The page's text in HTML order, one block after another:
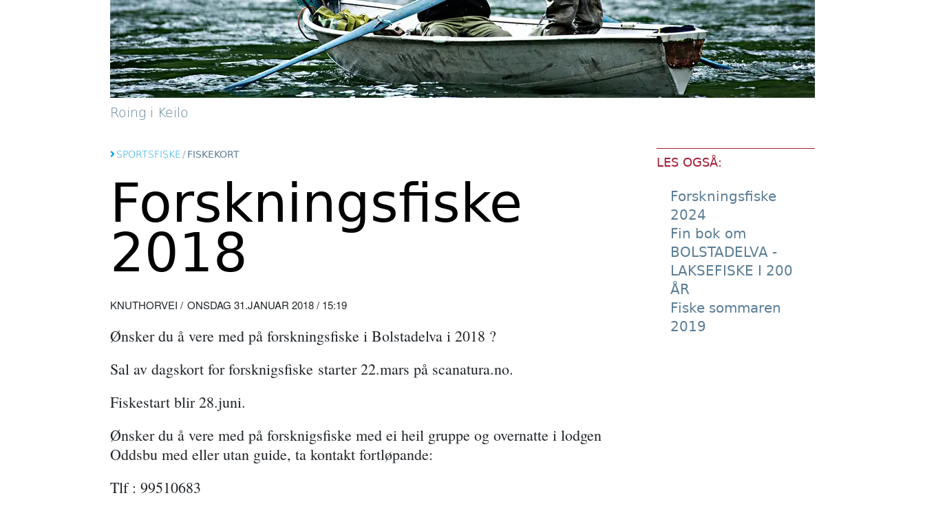
Roing i Keilo
SPORTSFISKE /FISKEKORT
Forskningsfiske
2018
KNUTHORVEI ONSDAG 31.JANUAR 2018 / 15:19
Ønsker du å vere med på forskningsfiske i Bolstadelva i 2018 ?
Sal av dagskort for forsknigsfiske starter 22.mars på scanatura.no.
Fiskestart blir 28.juni.
Ønsker du å vere med på forsknigsfiske med ei heil gruppe og overnatte i lodgen
Oddsbu med eller utan guide, ta kontakt fortløpande:
Tlf : 99510683
LES OGSÅ:
Forskningsfiske
2024
Fin bok om
BOLSTADELVA -
LAKSEFISKE I 200
ÅR
Fiske sommaren
2019